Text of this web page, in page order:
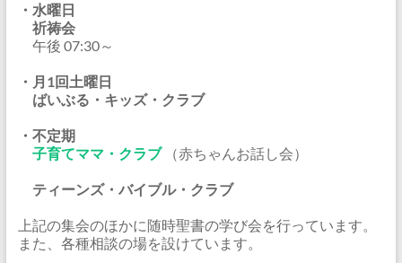
・水曜日
祈祷会
午後 07:30～
・月1回土曜日
ばいぶる・キッズ・クラブ
・不定期
子育てママ・クラブ（赤ちゃんお話し会）
ティーンズ・バイブル・クラブ
上記の集会のほかに随時聖書の学び会を行っています。
また、各種相談の場を設けています。